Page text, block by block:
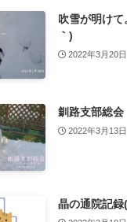
吹雪が明け
｀)
2022年3月20日
釧路支部総
2022年3月13日
晶の通院記